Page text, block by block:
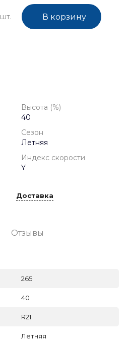
шт. В корзину
Высота (%)
40
Сезон
Летняя
Индекс скорости
Y
Доставка
Отзывы
265
40
R21
Летняя